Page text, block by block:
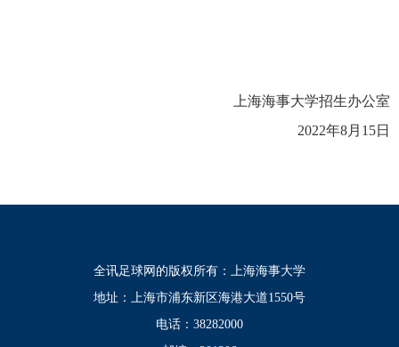
上海海事大学招生办公室
2022年8月15日
全讯足球网的版权所有：上海海事大学
地址：上海市浦东新区海港大道1550号
电话：38282000